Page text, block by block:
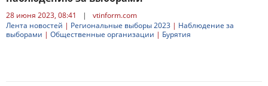
28 июня 2023, 08:41 |
vtinform.com
Лента новостей | Региональные выборы 2023 | Наблюдение за
выборами | Общественные организации | Бурятия